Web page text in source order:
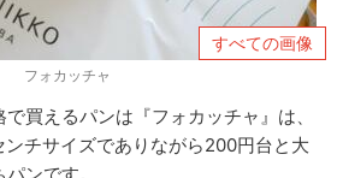
すべての画像
フォカッチャ
買えるパンは『フォカッチャ』は、
ンチサイズでありながら200円台と大